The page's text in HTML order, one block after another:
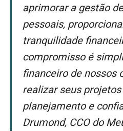
aprimorar a gestão
pessoais,
tranquilidade
compromisso é
financeiro de nossos
realizar seus
planejamento e
Drumond, CCO do